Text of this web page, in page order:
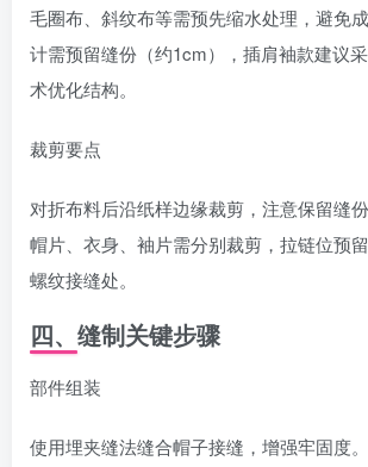
毛圈布、斜纹布等需预先缩水处理，避免
计需预留缝份（约1cm），插肩袖款建议
术优化结构。
裁剪要点‌
对折布料后沿纸样边缘裁剪，注意保留缝份
帽片、衣身、袖片需分别裁剪，拉链位预
螺纹接缝处。
四、缝制关键步骤
部件组装‌
使用埋夹缝法缝合帽子接缝，增强牢固度。